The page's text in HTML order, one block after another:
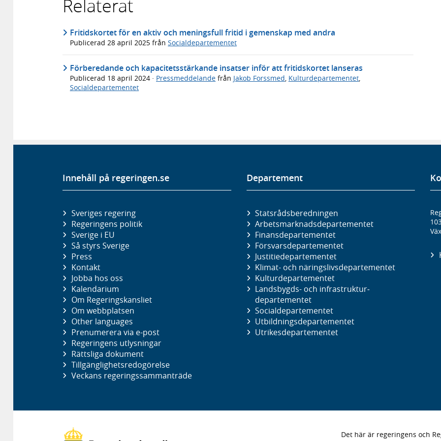
Relaterat
Fritidskortet för en aktiv och meningsfull fritid i gemenskap med andra
Publicerad 28 april 2025 från Socialdepartementet
Förberedande och kapacitetsstärkande insatser inför att fritidskortet lanseras
Publicerad 18 april 2024 · Pressmeddelande från Jakob Forssmed, Kulturdepartementet,
Socialdepartementet
Innehåll på regeringen.se
Sveriges regering
Regeringens politik
Sverige i EU
Så styrs Sverige
Press
Kontakt
Jobba hos oss
Kalendarium
Om Regeringskansliet
Om webbplatsen
Other languages
Prenumerera via e-post
Regeringens utlysningar
Rättsliga dokument
Tillgänglighetsredogörelse
Veckans regeringssammanträde
Departement
Statsrådsberedningen
Arbetsmarknads­departementet
Finans­departementet
Försvars­departementet
Justitie­departementet
Klimat- och näringslivs­departementet
Kultur­departementet
Landsbygds- och infrastruktur­
departementet
Social­departementet
Utbildnings­departementet
Utrikes­departementet
Det här är regeringens och